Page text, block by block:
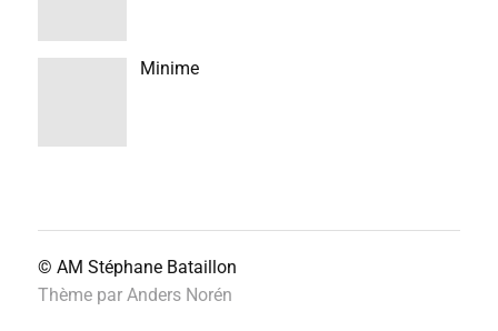
Minime
© AM Stéphane Bataillon
Thème par Anders Norén